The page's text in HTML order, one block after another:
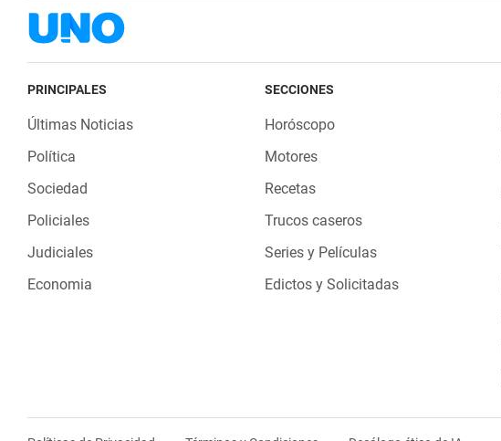
PRINCIPALES
Últimas Noticias
Política
Sociedad
Policiales
Judiciales
Economia
SECCIONES
Horóscopo
Motores
Recetas
Trucos caseros
Series y Películas
Edictos y Solicitadas